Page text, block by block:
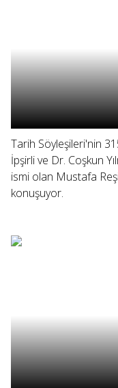
Tarih Söyleşileri'nin
İpşirli ve Dr. Coşkun
ismi olan Mustafa
konuşuyor.